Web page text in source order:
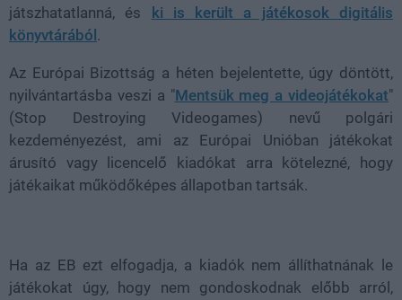
játszhatatlanná, és
ki is került a játékosok digitális
könyvtárából .
Az Európai Bizottság a héten bejelentette, úgy döntött,
nyilvántartásba veszi a "Mentsük meg a videojátékokat"
(Stop Destroying Videogames) nevű polgári
kezdeményezést, ami az Európai Unióban játékokat
árusító vagy licencelő kiadókat arra kötelezné, hogy
játékaikat működőképes állapotban tartsák.
Ha az EB ezt elfogadja, a kiadók nem állíthatnának le
játékokat úgy, hogy nem gondoskodnak előbb arról,